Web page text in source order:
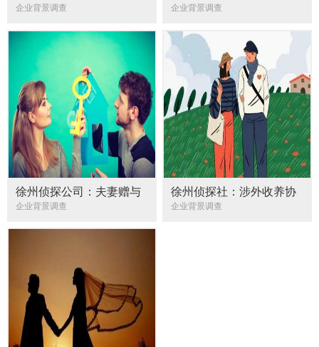
妻写遗嘱范本格式
企业背景调查
纠纷如何处理
企业背景调查
徐州侦探公司：夫妻赠与
和夫妻财产约定的关系
企业背景调查
徐州侦探社：涉外收养协
议
企业背景调查